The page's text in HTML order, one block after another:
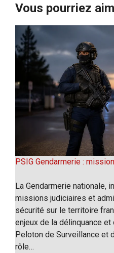
Vous pourriez
PSIG Gendarmerie :
La Gendarmerie nationale,
missions judiciaires et
sécurité sur le territoire
enjeux de la délinquance
Peloton de Surveillance et
rôle…